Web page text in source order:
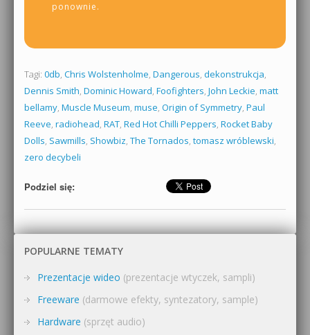
ponownie.
Tagi: 0db, Chris Wolstenholme, Dangerous, dekonstrukcja,
Dennis Smith, Dominic Howard, Foofighters, John Leckie, matt
bellamy, Muscle Museum, muse, Origin of Symmetry, Paul
Reeve, radiohead, RAT, Red Hot Chilli Peppers, Rocket Baby
Dolls, Sawmills, Showbiz, The Tornados, tomasz wróblewski,
zero decybeli
Podziel się:
POPULARNE TEMATY
Prezentacje wideo (prezentacje wtyczek, sampli)
Freeware (darmowe efekty, syntezatory, sample)
Hardware (sprzęt audio)